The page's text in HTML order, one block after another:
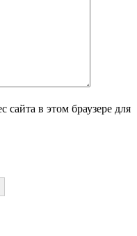
сайта в этом браузере для